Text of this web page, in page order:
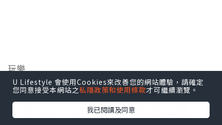
玩樂
【親子好去處】西園 Saiyuen
「Green Summer 綠活之夏」
U Lifestyle 會使用Cookies來改善您的網站體驗，請確定
您同意接受本網站之私隱政策和使用條款才可繼續瀏覽。
我已閱讀及同意